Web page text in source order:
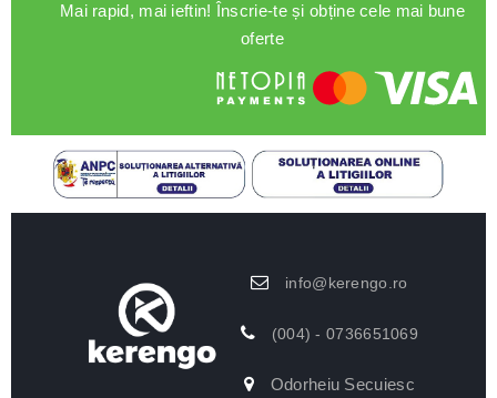
Mai rapid, mai ieftin! Înscrie-te și obține cele mai bune
oferte
info@kerengo.ro
(004) - 0736651069
Odorheiu Secuiesc